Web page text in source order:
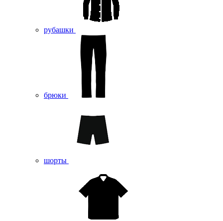
рубашки
брюки
шорты